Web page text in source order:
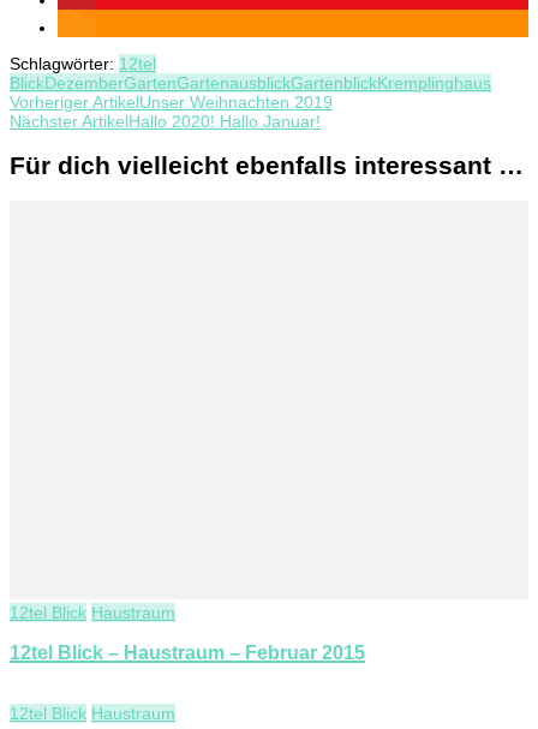
Schlagwörter: 12tel
BlickDezemberGartenGartenausblickGartenblickKremplinghaus
Beitragsnavigation
Vorheriger ArtikelUnser Weihnachten 2019
Nächster ArtikelHallo 2020! Hallo Januar!
Für dich vielleicht ebenfalls interessant …
12tel Blick Haustraum
12tel Blick – Haustraum – Februar 2015
12tel Blick Haustraum